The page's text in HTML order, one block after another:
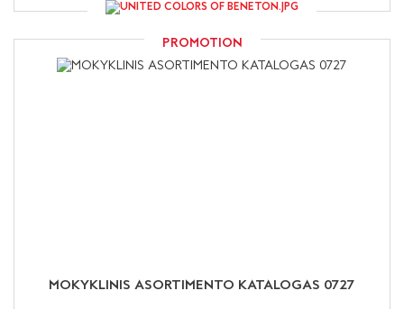
PROMOTION
MOKYKLINIS ASORTIMENTO KATALOGAS 0727